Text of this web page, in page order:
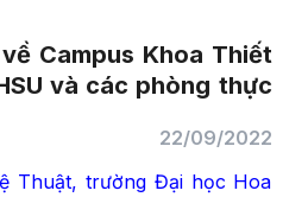
Campus Khoa Thiết
và các phòng thực
22/09/2022
Thuật, trường Đại học Hoa